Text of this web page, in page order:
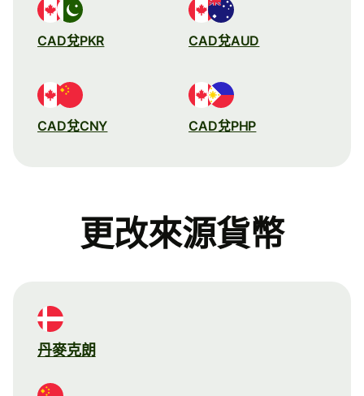
CAD兌PKR CAD兌AUD
CAD兌CNY CAD兌PHP
更改來源貨幣
丹麥克朗